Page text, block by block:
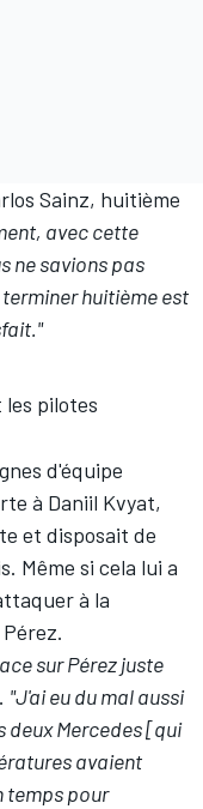
Sainz, huitième
avec cette
ne savions pas
huitième est
les pilotes
d'équipe
à Daniil Kvyat,
et disposait de
Même si cela lui a
à la
sur Pérez juste
"J'ai eu du mal aussi
deux Mercedes [qui
avaient
temps pour